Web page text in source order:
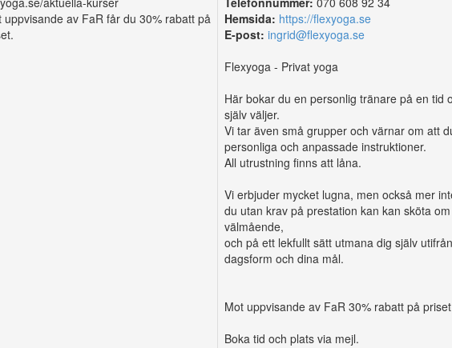
uppvisande av FaR får du 30% rabatt på
Hemsida: https://flexyoga.se
E-post: ingrid@flexyoga.se
Flexyoga - Privat yoga
Här bokar du en personlig tränare på en tid
själv väljer.
Vi tar även små grupper och värnar om att
personliga och anpassade instruktioner.
All utrustning finns att låna.
Vi erbjuder mycket lugna, men också mer
du utan krav på prestation kan kan sköta
välmående,
och på ett lekfullt sätt utmana dig själv
dagsform och dina mål.
Mot uppvisande av FaR 30% rabatt på
Boka tid och plats via mejl.